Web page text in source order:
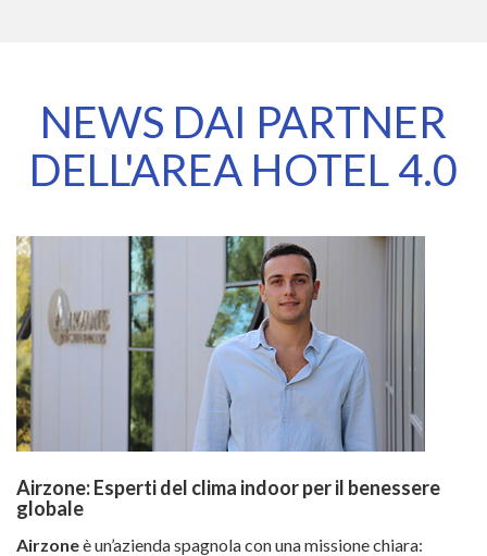
NEWS DAI PARTNER
DELL'AREA HOTEL 4.0
Airzone: Esperti del clima indoor per il benessere
globale
Airzoneè un’azienda spagnola con una missione chiara: